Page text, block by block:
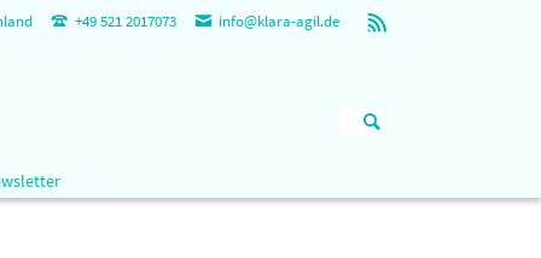
+49 521 2017073 info@klara-agil.de
überspringen